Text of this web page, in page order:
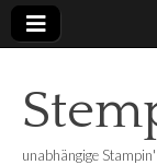
unabhängige